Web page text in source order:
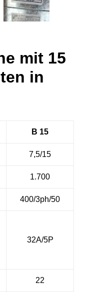
mit 15
in
B 15
7,5/15
1.700
400/3ph/50
32A/5P
22